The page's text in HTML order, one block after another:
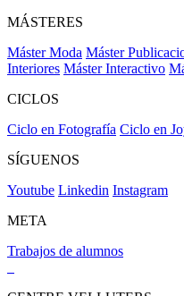
MÁSTERES
Máster Moda Máster
Interiores Máster Interactivo
CICLOS
Ciclo en Fotografía Ciclo en
SÍGUENOS
Youtube Linkedin Instagram
META
Trabajos de alumnos